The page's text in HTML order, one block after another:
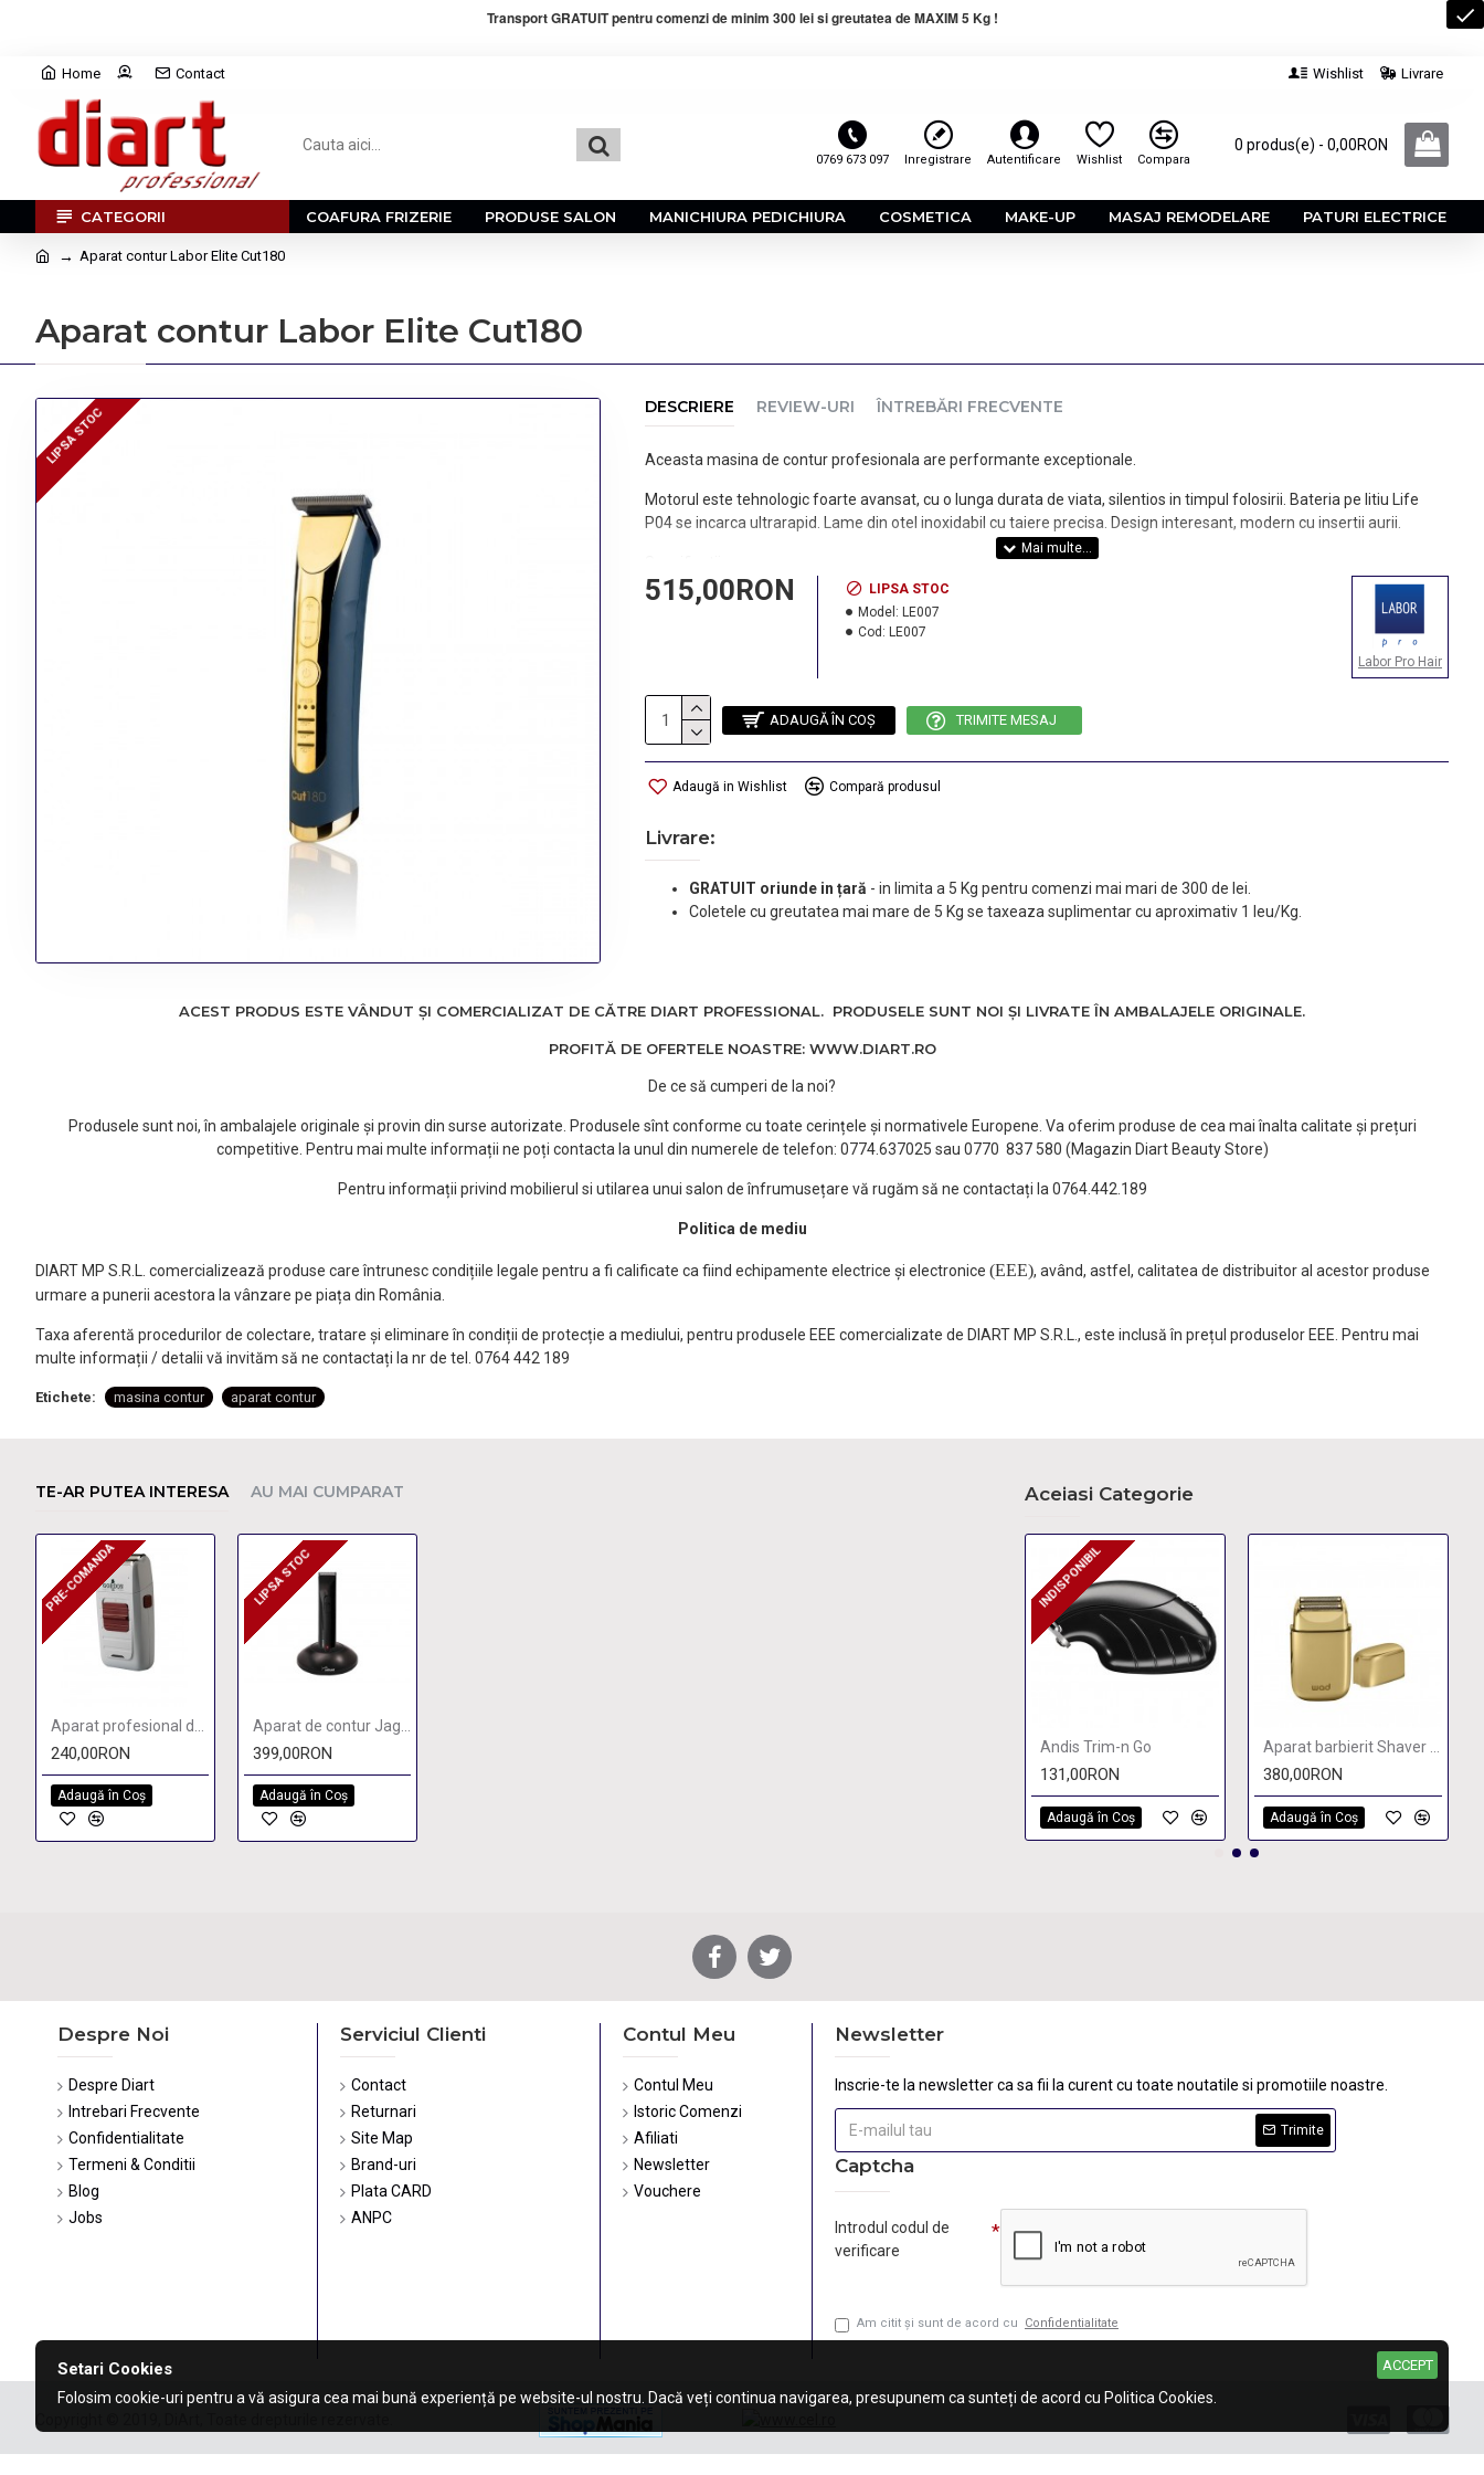
Transport GRATUIT pentru comenzi de minim 300 lei si greutatea de MAXIM 5 Kg !
Home Contact Wishlist Livrare
0769 673 097 Inregistrare Autentificare Wishlist Compara
0 produs(e) - 0,00RON
CATEGORII COAFURA FRIZERIE PRODUSE SALON MANICHIURA PEDICHIURA COSMETICA MAKE-UP MASAJ REMODELARE PATURI ELECTRICE
Aparat contur Labor Elite Cut180
Aparat contur Labor Elite Cut180
LIPSA STOC
LIPSA STOC DESCRIERE REVIEW-URI ÎNTREBĂRI FRECVENTE
Aceasta masina de contur profesionala are performante exceptionale.
Motorul este tehnologic foarte avansat, cu o lunga durata de viata, silentios in timpul folosirii. Bateria pe litiu Life
P04 se incarca ultrarapid. Lame din otel inoxidabil cu taiere precisa. Design interesant, modern cu insertii aurii.
- motor foarte puternic si silentios
- 3 viteze
- stand de incarcare
- 4 gratare: 1,5; 3; 4,5; 6 mm.
Productie: Italia.
515,00RON
LIPSA STOC
Model: LE007
Cod: LE007
Labor Pro Hair
ADAUGĂ ÎN COŞ TRIMITE MESAJ
Adaugă in Wishlist Compară produsul
Livrare:
GRATUIT oriunde in țară - in limita a 5 Kg pentru comenzi mai mari de 300 de lei.
Coletele cu greutatea mai mare de 5 Kg se taxeaza suplimentar cu aproximativ 1 leu/Kg.
ACEST PRODUS ESTE VÂNDUT ȘI COMERCIALIZAT DE CĂTRE DIART PROFESSIONAL. PRODUSELE SUNT NOI ȘI LIVRATE ÎN AMBALAJELE ORIGINALE.
PROFITĂ DE OFERTELE NOASTRE: WWW.DIART.RO
De ce să cumperi de la noi?
Produsele sunt noi, în ambalajele originale și provin din surse autorizate. Produsele sînt conforme cu toate cerințele și normativele Europene. Va oferim produse de cea mai înalta calitate și prețuri
competitive. Pentru mai multe informații ne poți contacta la unul din numerele de telefon: 0774.637025 sau 0770 837 580 (Magazin Diart Beauty Store)
Pentru informații privind mobilierul si utilarea unui salon de înfrumusețare vă rugăm să ne contactați la 0764.442.189
Politica de mediu
DIART MP S.R.L. comercializează produse care întrunesc condițiile legale pentru a fi calificate ca fiind echipamente electrice și electronice (EEE), având, astfel, calitatea de distribuitor al acestor produse
urmare a punerii acestora la vânzare pe piața din România.
Taxa aferentă procedurilor de colectare, tratare și eliminare în condiții de protecție a mediului, pentru produsele EEE comercializate de DIART MP S.R.L., este inclusă în prețul produselor EEE. Pentru mai
multe informații / detalii vă invităm să ne contactați la nr de tel. 0764 442 189
Etichete: masina contur aparat contur
TE-AR PUTEA INTERESA AU MAI CUMPARAT
PRE-COMANDA
PRE-COMANDA
240,00RON
Adaugă în Coş
LIPSA STOC
LIPSA STOC
399,00RON
Adaugă în Coş
Aceiasi Categorie
INDISPONIBIL
INDISPONIBIL
Andis Trim-n Go
131,00RON
Adaugă în Coş
380,00RON
Adaugă în Coş
Despre Noi
Despre Diart
Intrebari Frecvente
Confidentialitate
Termeni & Conditii
Blog
Jobs
Serviciul Clienti
Contact
Returnari
Site Map
Brand-uri
Plata CARD
ANPC
Contul Meu
Contul Meu
Istoric Comenzi
Afiliati
Newsletter
Vouchere
Newsletter
Inscrie-te la newsletter ca sa fii la curent cu toate noutatile si promotiile noastre.
Trimite
Captcha
Introdul codul de
verificare
Am citit şi sunt de acord cu Confidentialitate
ACCEPT
Setari Cookies
Folosim cookie-uri pentru a vă asigura cea mai bună experiență pe website-ul nostru. Dacă veți continua navigarea, presupunem ca sunteți de acord cu Politica Cookies.